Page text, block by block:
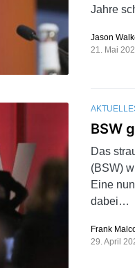
Jahre
Jason
21. Mai
BSW
Das
(BSW)
Eine
dabei…
Frank
29. April